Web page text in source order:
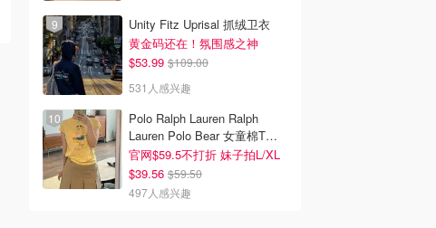
必看盘点！8月最新！(持
- 8月最新: 《末世行者》
Unity Fitz Uprisal 抓绒卫衣
黄金码还在！氛围感之神
$53.99 $109.00
531人感兴趣
Polo Ralph Lauren Ralph
Lauren Polo Bear 女童棉T恤
染色 1件
官网$59.5不打折 妹子拍L/XL
$39.56 $59.50
497人感兴趣